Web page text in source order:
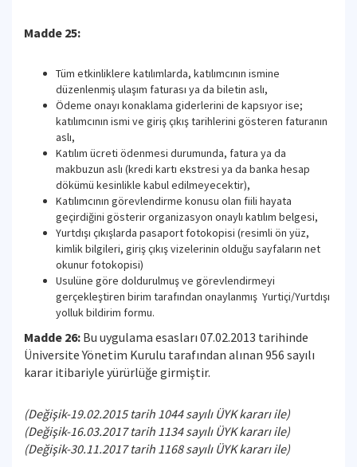
Madde 25:
Tüm etkinliklere katılımlarda, katılımcının ismine
düzenlenmiş ulaşım faturası ya da biletin aslı,
Ödeme onayı konaklama giderlerini de kapsıyor ise;
katılımcının ismi ve giriş çıkış tarihlerini gösteren faturanın
aslı,
Katılım ücreti ödenmesi durumunda, fatura ya da
makbuzun aslı (kredi kartı ekstresi ya da banka hesap
dökümü kesinlikle kabul edilmeyecektir),
Katılımcının görevlendirme konusu olan fiili hayata
geçirdiğini gösterir organizasyon onaylı katılım belgesi,
Yurtdışı çıkışlarda pasaport fotokopisi (resimli ön yüz,
kimlik bilgileri, giriş çıkış vizelerinin olduğu sayfaların net
okunur fotokopisi)
Usulüne göre doldurulmuş ve görevlendirmeyi
gerçekleştiren birim tarafından onaylanmış Yurtiçi/Yurtdışı
yolluk bildirim formu.
Madde 26: Bu uygulama esasları 07.02.2013 tarihinde
Üniversite Yönetim Kurulu tarafından alınan 956 sayılı
karar itibariyle yürürlüğe girmiştir.
(Değişik-19.02.2015 tarih 1044 sayılı ÜYK kararı ile)
(Değişik-16.03.2017 tarih 1134 sayılı ÜYK kararı ile)
(Değişik-30.11.2017 tarih 1168 sayılı ÜYK kararı ile)